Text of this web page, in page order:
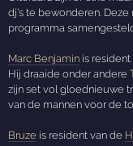
dj’s te bewonderen.
programma
Marc Benjamin is
Hij draaide onder andere
zijn set vol gloednieuwe
van de mannen voor de
Bruze is resident van de